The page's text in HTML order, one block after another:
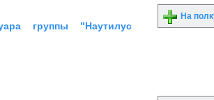
группы "Наутилус
На